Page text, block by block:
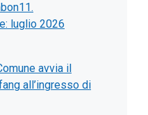
luglio 2026
avvia il
all’ingresso di